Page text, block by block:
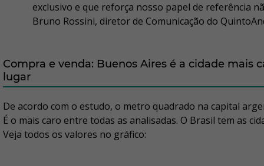
exclusivo e que reforça nosso papel de referência
Bruno Rossini, diretor de Comunicação do
Compra e venda: Buenos Aires é a cidade mais
lugar
De acordo com o estudo, o metro quadrado na capital
É o mais caro entre todas as analisadas. O Brasil tem as
Veja todos os valores no gráfico: